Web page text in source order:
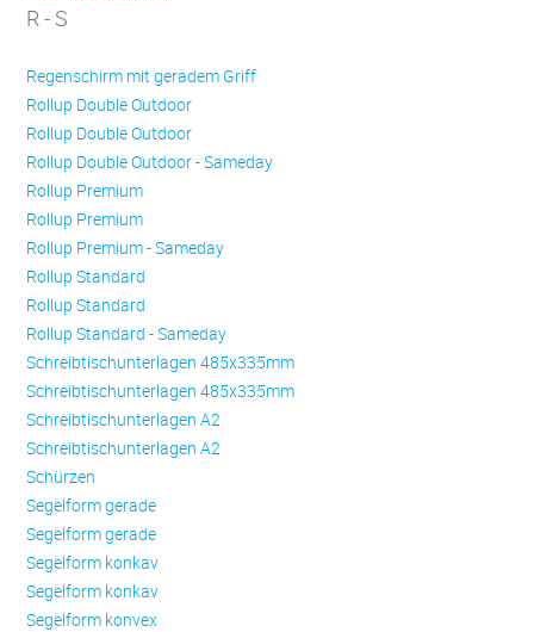
R - S
Regenschirm mit geradem Griff
Rollup Double Outdoor
Rollup Double Outdoor
Rollup Double Outdoor - Sameday
Rollup Premium
Rollup Premium
Rollup Premium - Sameday
Rollup Standard
Rollup Standard
Rollup Standard - Sameday
Schreibtischunterlagen 485x335mm
Schreibtischunterlagen 485x335mm
Schreibtischunterlagen A2
Schreibtischunterlagen A2
Schürzen
Se­gel­form ge­ra­de
Se­gel­form ge­ra­de
Se­gel­form konkav
Se­gel­form konkav
Se­gel­form konvex